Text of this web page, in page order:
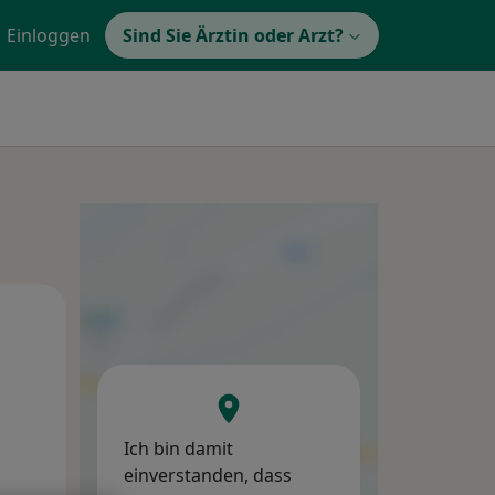
Einloggen Sind Sie Ärztin oder Arzt?
Ich bin damit
einverstanden, dass